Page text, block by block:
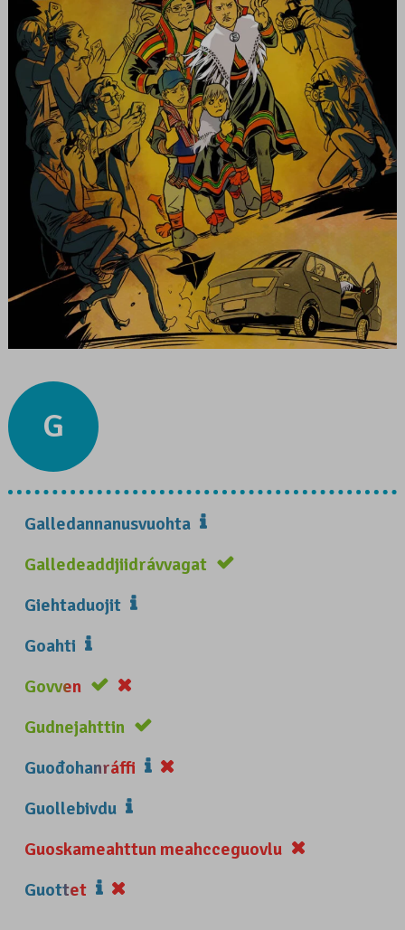
G
Galledannanusvuohta
Galledeaddjiidrávvagat
Giehtaduojit
Goahti
Govven
Gudnejahttin
Guođohanráffi
Guollebivdu
Guoskameahttun meahcceguovlu
Guottet